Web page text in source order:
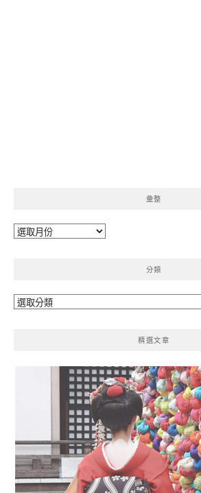
彙整
彙
分類
分
精選文章